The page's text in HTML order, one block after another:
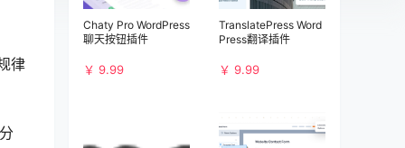
律
Chaty Pro WordPress
聊天按钮插件
￥ 9.99
TranslatePress Word
Press翻译插件
￥ 9.99